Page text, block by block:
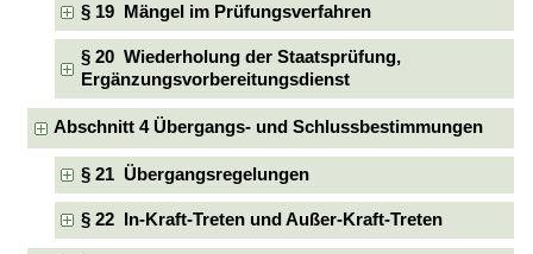
§ 19 Mängel im Prüfungsverfahren
§ 20 Wiederholung der Staatsprüfung,
Ergänzungsvorbereitungsdienst
Abschnitt 4 Übergangs- und Schlussbestimmungen
§ 21 Übergangsregelungen
§ 22 In-Kraft-Treten und Außer-Kraft-Treten